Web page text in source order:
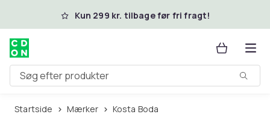
Spring til hovedindhold
Kun 299 kr. tilbage før fri fragt!
Søg efter produkter
Startside Mærker Kosta Boda